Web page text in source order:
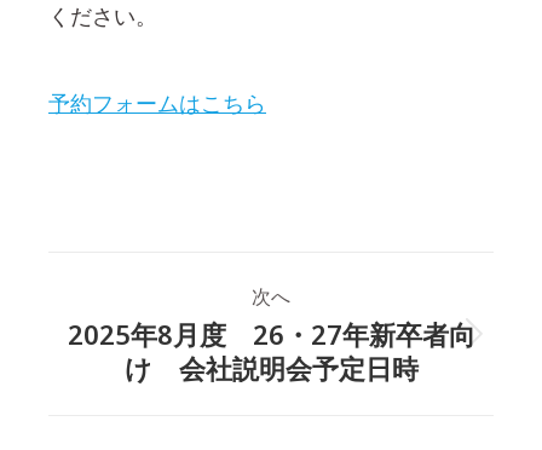
ください。
予約フォームはこちら
稿
次へ
次
の
2025年8月度 26・27年新卒者向
け 会社説明会予定日時